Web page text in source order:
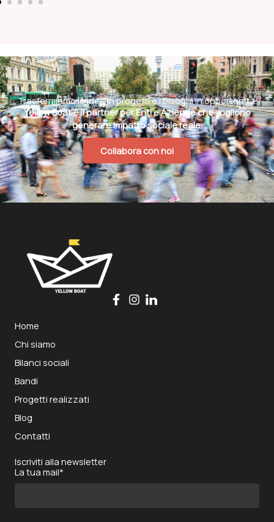
Trasformiamo le idee in progetti e i bisogni in opportunità.
Yellow Boat è il partner per Enti e Aziende che vogliono
generare impatto sociale reale.
Collabora con noi
Home
Chi siamo
Bilanci sociali
Bandi
Progetti realizzati
Blog
Contatti
Iscriviti alla newsletter
La tua mail*